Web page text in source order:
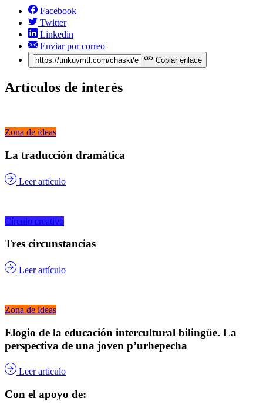
Facebook
Twitter
Linkedin
Enviar por correo
Copiar enlace
Artículos de interés
Zona de ideas
La traducción dramática
Leer artículo
Círculo creativo
Tres circunstancias
Leer artículo
Zona de ideas
Elogio de la educación intercultural bilingüe. La
perspectiva de una joven p’urhepecha
Leer artículo
Con el apoyo de: